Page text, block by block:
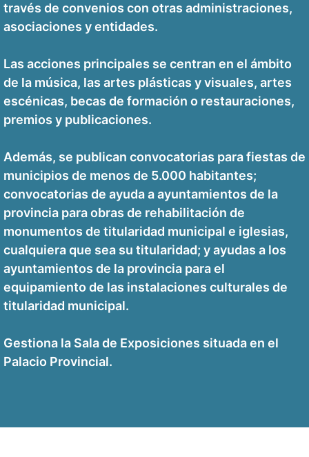
través de convenios con otras administraciones,
asociaciones y entidades.
Las acciones principales se centran en el ámbito
de la música, las artes plásticas y visuales, artes
escénicas, becas de formación o restauraciones,
premios y publicaciones.
Además, se publican convocatorias para fiestas de
municipios de menos de 5.000 habitantes;
convocatorias de ayuda a ayuntamientos de la
provincia para obras de rehabilitación de
monumentos de titularidad municipal e iglesias,
cualquiera que sea su titularidad; y ayudas a los
ayuntamientos de la provincia para el
equipamiento de las instalaciones culturales de
titularidad municipal.
Gestiona la Sala de Exposiciones situada en el
Palacio Provincial.